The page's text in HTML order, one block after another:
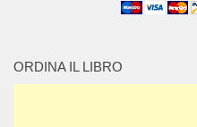
ORDINA IL LIBRO